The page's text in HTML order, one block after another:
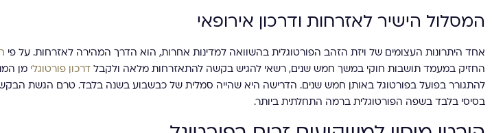
המסלול הישיר לאזרחות ודרכון אירופאי
אחד היתרונות העצומים של ויזת הזהב הפורטוגלית בהשוואה למדינות אחרות, הוא הדרך המהירה לאזרחות. על פי
החזיק במעמד תושבות חוקי במשך חמש שנים, רשאי להגיש בקשה להתאזרחות מלאה ולקבל דרכון פורטוגלי מן
להתגורר בפועל בפורטוגל באותן חמש שנים. הדרישה היא שהייה סמלית של כבשבוע בשנה בלבד. טרם הגשת הבקשה
בסיסי בלבד בשפה הפורטוגלית ברמה התחלתית ביותר.